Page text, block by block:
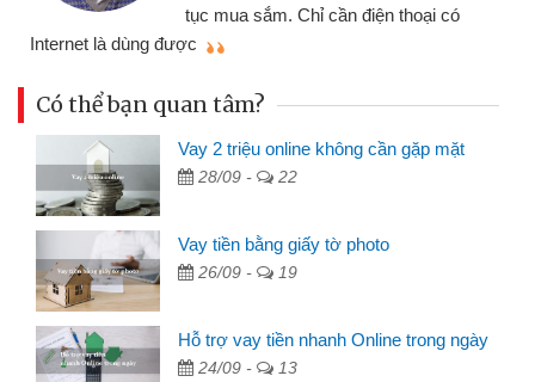
tục mua sắm. Chỉ cần điện thoại có
Internet là dùng được
Có thể bạn quan tâm?
Vay 2 triệu online không cần gặp mặt
28/09 - 22
Vay tiền bằng giấy tờ photo
26/09 - 19
Hỗ trợ vay tiền nhanh Online trong ngày
24/09 - 13